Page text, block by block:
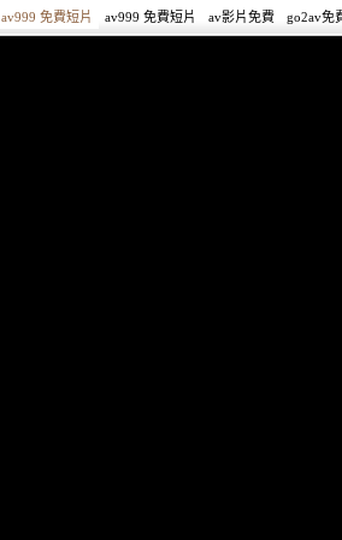
av999 免費短片 av999 免費短片 av影片免費 go2av免